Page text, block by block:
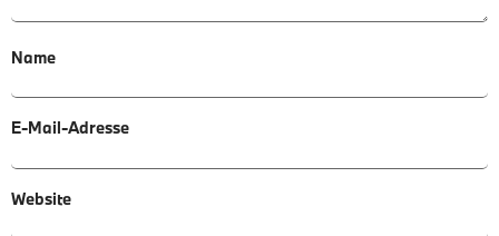
Name
E-Mail-Adresse
Website